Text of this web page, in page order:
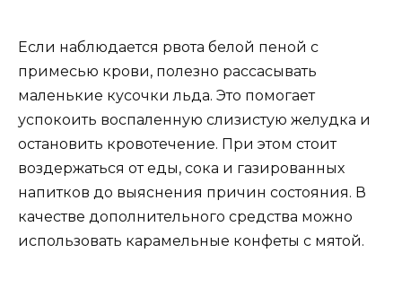
Если наблюдается рвота белой пеной с
примесью крови, полезно рассасывать
маленькие кусочки льда. Это помогает
успокоить воспаленную слизистую желудка и
остановить кровотечение. При этом стоит
воздержаться от еды, сока и газированных
напитков до выяснения причин состояния. В
качестве дополнительного средства можно
использовать карамельные конфеты с мятой.